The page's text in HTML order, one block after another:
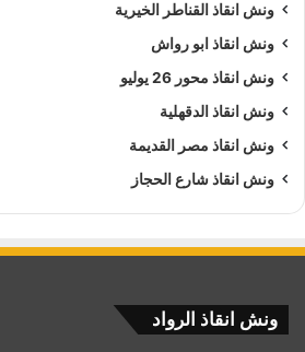
ونش انقاذ القناطر الخيرية
ونش انقاذ ابو رواش
ونش انقاذ محور 26 يوليو
ونش انقاذ الدقهلية
ونش انقاذ مصر القديمة
ونش انقاذ شارع الحجاز
ونش انقاذ الرواد